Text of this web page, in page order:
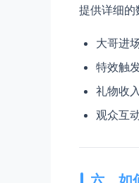
提供详细的
大哥进
特效触
礼物收
观众互